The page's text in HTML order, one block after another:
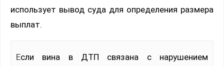
использует вывод суда для определения размера
выплат.
Если вина в ДТП связана с нарушением